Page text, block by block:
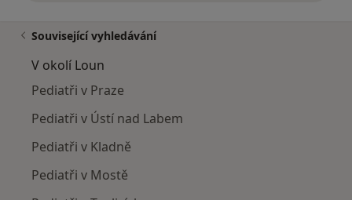
Související vyhledávání
V okolí Loun
Pediatři v Praze
Pediatři v Ústí nad Labem
Pediatři v Kladně
Pediatři v Mostě